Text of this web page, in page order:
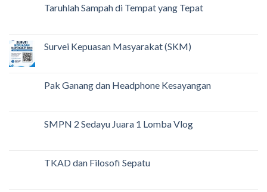
Taruhlah Sampah di Tempat yang Tepat
Survei Kepuasan Masyarakat (SKM)
Pak Ganang dan Headphone Kesayangan
SMPN 2 Sedayu Juara 1 Lomba Vlog
TKAD dan Filosofi Sepatu